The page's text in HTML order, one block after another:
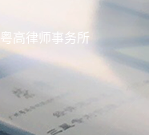
粤高律师事务所